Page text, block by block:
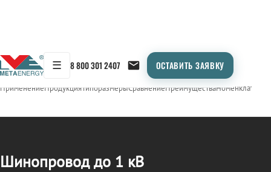
☰ 8 800 301 2407 ОСТАВИТЬ ЗАЯВКУ
← Продукция/ШИНОПРОВОД
ПрименениеПродукцияТипоразмерыСравнениеПреимуществаНоменклатура
Шинопровод до 1 кВ